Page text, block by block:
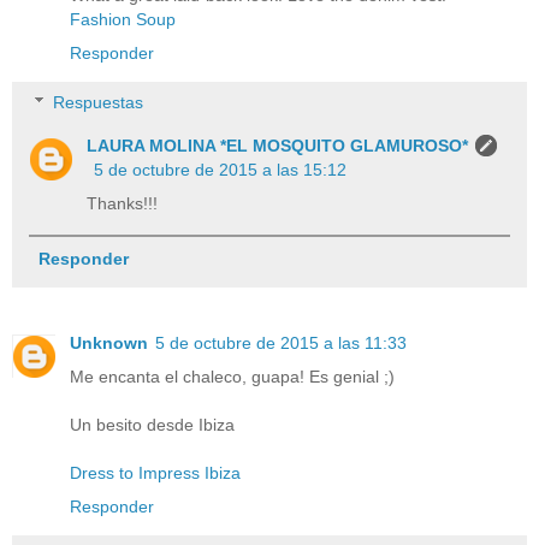
Fashion Soup
Responder
Respuestas
LAURA MOLINA *EL MOSQUITO GLAMUROSO*
5 de octubre de 2015 a las 15:12
Thanks!!!
Responder
Unknown 5 de octubre de 2015 a las 11:33
Me encanta el chaleco, guapa! Es genial ;)
Un besito desde Ibiza
Dress to Impress Ibiza
Responder